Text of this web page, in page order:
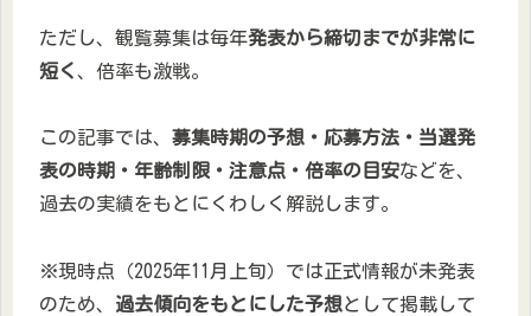
ただし、観覧募集は毎年発表から締切までが非常に
短く 、倍率も激戦。
この記事では、 募集時期の予想・応募方法・当選発
表の時期・年齢制限・注意点・倍率の目安などを、
過去の実績をもとにくわしく解説します。
※現時点（2025年11月上旬）では正式情報が未発表
のため、 過去傾向をもとにした予想として掲載して